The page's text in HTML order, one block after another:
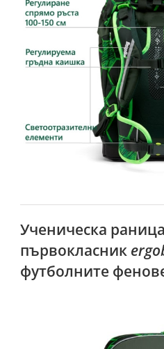
Ученическа
първокласник
футболните